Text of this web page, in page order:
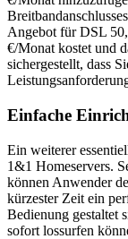
Angebot für DSL
€/Monat kostet und
sichergestellt, dass
Einfache
Ein weiterer
1&1 Homeservers.
können Anwender
kürzester Zeit ein
Bedienung gestaltet
sofort lossurfen